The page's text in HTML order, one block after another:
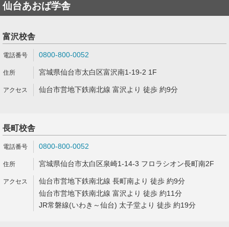
仙台あおば学舎
富沢校舎
0800-800-0052
宮城県仙台市太白区富沢南1-19-2 1F
仙台市営地下鉄南北線 富沢より 徒歩 約9分
長町校舎
0800-800-0052
宮城県仙台市太白区泉崎1-14-3 フロラシオン長町南2F
仙台市営地下鉄南北線 長町南より 徒歩 約9分
仙台市営地下鉄南北線 富沢より 徒歩 約11分
JR常磐線(いわき～仙台) 太子堂より 徒歩 約19分